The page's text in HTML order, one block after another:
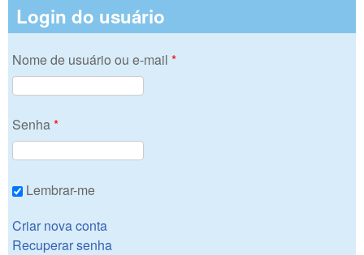
Login do usuário
Nome de usuário ou e-mail *
Senha*
Lembrar-me
Criar nova conta
Recuperar senha